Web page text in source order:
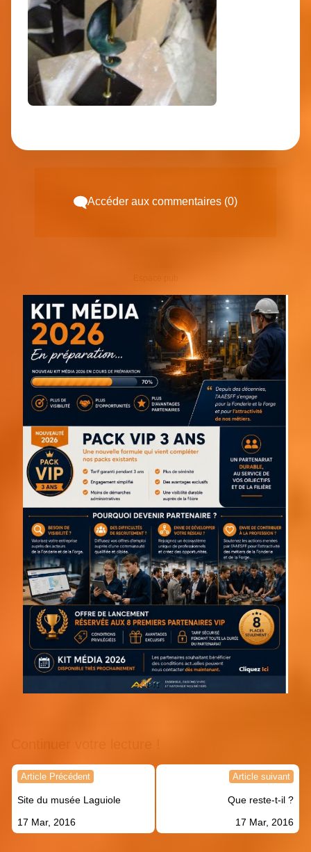
Accéder aux commentaires (0)
Navigation
l’article
Article Précédent
Site du musée Laguiole
17 Mar, 2016
Article suivant
Que reste-t-il ?
17 Mar, 2016